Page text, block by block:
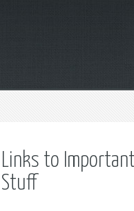
Links to Important
Stuff